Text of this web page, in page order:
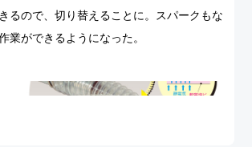
るので、切り替えることに。スパークもな
業ができるようになった。